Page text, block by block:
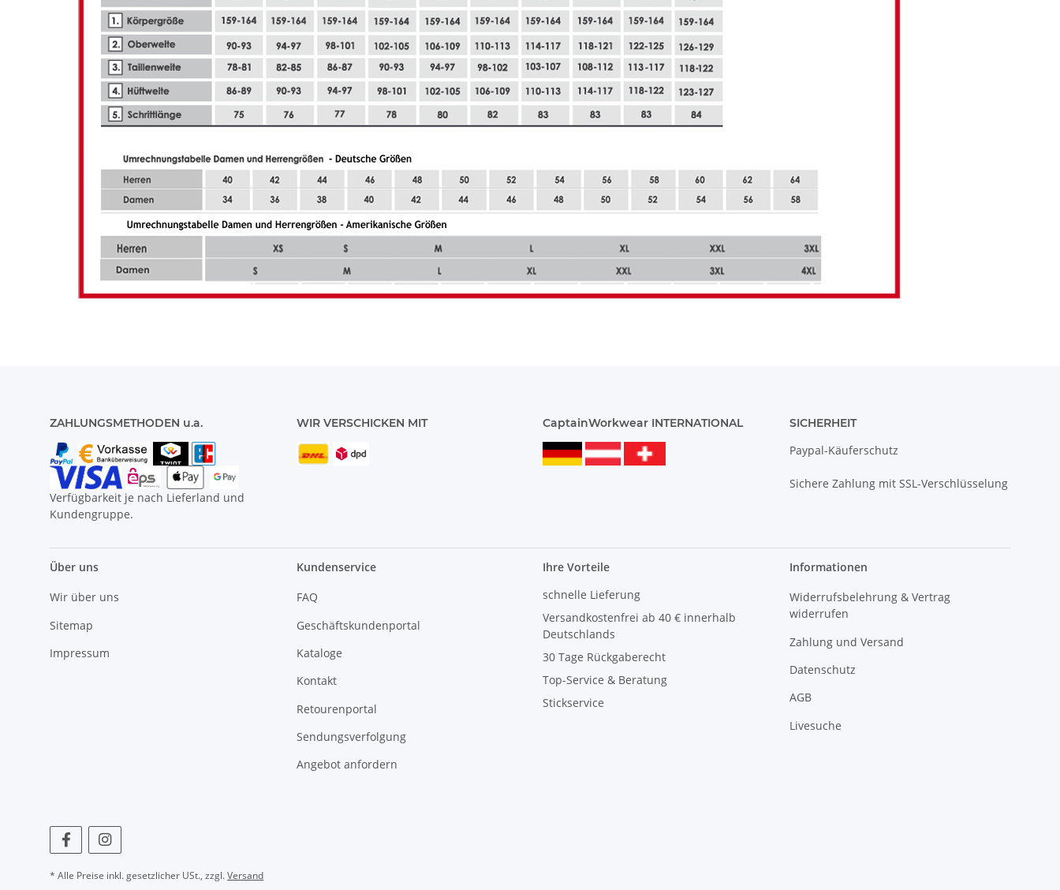
ZAHLUNGSMETHODEN u.a.
Verfügbarkeit je nach Lieferland und
Kundengruppe.
WIR VERSCHICKEN MIT CaptainWorkwear INTERNATIONAL SICHERHEIT
Paypal-Käuferschutz
Sichere Zahlung mit SSL-Verschlüsselung
Über uns
Wir über uns
Sitemap
Impressum
Kundenservice
FAQ
Geschäftskundenportal
Kataloge
Kontakt
Retourenportal
Sendungsverfolgung
Angebot anfordern
Ihre Vorteile
schnelle Lieferung
Versandkostenfrei ab 40 € innerhalb
Deutschlands
30 Tage Rückgaberecht
Top-Service & Beratung
Stickservice
Informationen
Widerrufsbelehrung & Vertrag
widerrufen
Zahlung und Versand
Datenschutz
AGB
Livesuche
* Alle Preise inkl. gesetzlicher USt., zzgl.Versand